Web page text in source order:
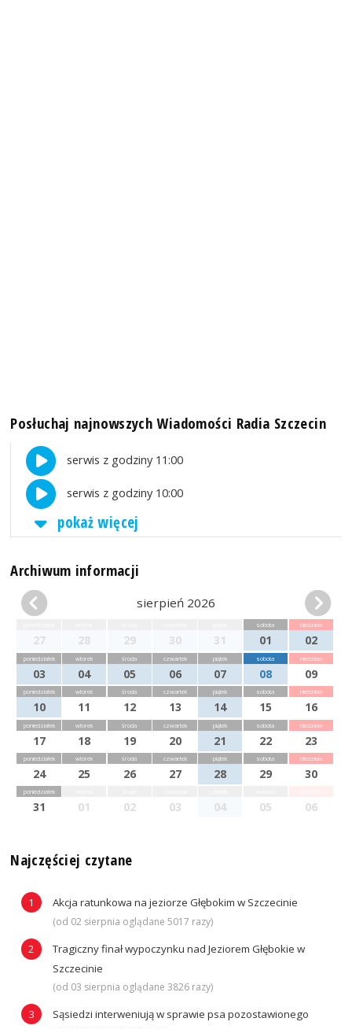
Posłuchaj najnowszych Wiadomości Radia Szczecin
serwis z godziny 11:00
serwis z godziny 10:00
pokaż więcej
Archiwum informacji
sierpień 2026
27 28 29 30 31
sobota
01
niedziela
02
poniedziałek
03
wtorek
04
środa
05
czwartek
06
piątek
07
sobota
08
niedziela
09
poniedziałek
10
wtorek
11
środa
12
czwartek
13
piątek
14
sobota
15
niedziela
16
poniedziałek
17
wtorek
18
środa
19
czwartek
20
piątek
21
sobota
22
niedziela
23
poniedziałek
24
wtorek
25
środa
26
czwartek
27
piątek
28
sobota
29
niedziela
30
poniedziałek
31 01 02 03 04 05 06
Najczęściej czytane
Akcja ratunkowa na jeziorze Głębokim w Szczecinie
(od 02 sierpnia oglądane 5017 razy)
Tragiczny finał wypoczynku nad Jeziorem Głębokie w
Szczecinie
(od 03 sierpnia oglądane 3826 razy)
Sąsiedzi interweniują w sprawie psa pozostawionego